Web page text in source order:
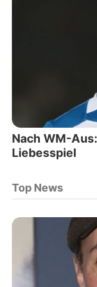
Nach WM-
Liebesspiel
Top News